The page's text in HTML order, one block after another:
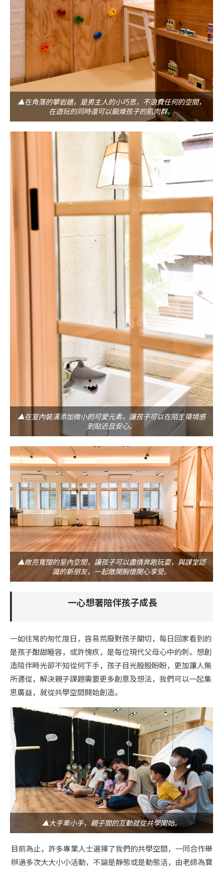
▲在角落的攀岩牆，是男主人的小巧思，不浪費任何的空間，
在遊玩的同時還可以鍛煉孩子的肌肉群。
▲在室內裝潢添加微小的可愛元素，讓孩子可以在陌生環境感
到貼近且安心。
▲敞亮寬闊的室內空間，讓孩子可以盡情奔跑玩耍，與課堂認
識的新朋友，一起敞開胸懷開心享受。
一心想著陪伴孩子成長
一如往常的匆忙度日，容易荒廢對孩子關切，每日回家看到的
是孩子酣甜睡容，或許愧疚，是每位現代父母心中的刺。想創
造陪伴時光卻不知從何下手，孩子目光殷殷盼盼，更加讓人無
所適從，解決親子課題需要更多創意及想法，我們可以一起集
思廣益，就從共學空間開始創造。
▲大手牽小手，親子間的互動就從共學開始。
目前為止，許多專業人士選擇了我們的共學空間，一同合作舉
辦過多次大大小小活動，不論是靜態或是動態活，由老師為寶